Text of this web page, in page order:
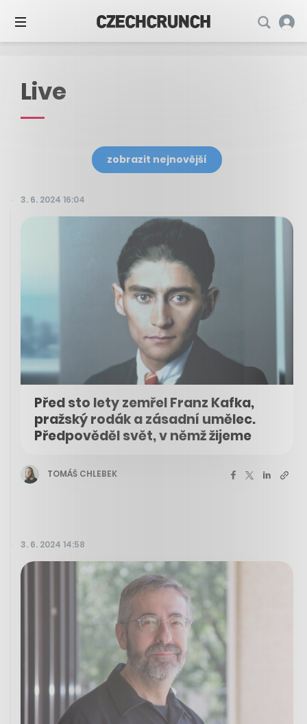
Live
zobrazit nejnovější
3. 6. 2024 16:04
Před sto lety zemřel Franz Kafka,
pražský rodák a zásadní umělec.
Předpověděl svět, v němž žijeme
TOMÁŠ CHLEBEK
3. 6. 2024 14:58